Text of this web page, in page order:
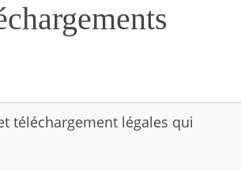
téléchargement légales qui